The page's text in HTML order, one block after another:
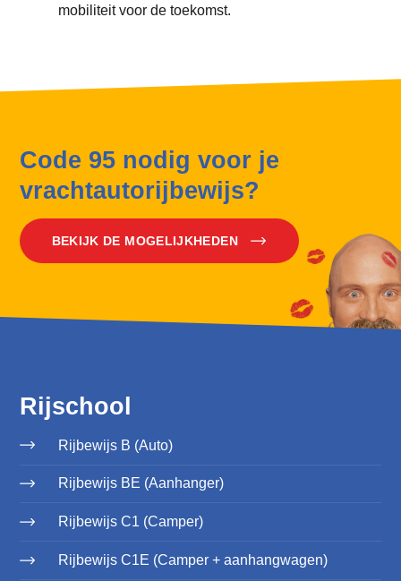
mobiliteit voor de toekomst.
Code 95 nodig voor je
vrachtautorijbewijs?
BEKIJK DE MOGELIJKHEDEN
Rijschool
Rijbewijs B (Auto)
Rijbewijs BE (Aanhanger)
Rijbewijs C1 (Camper)
Rijbewijs C1E (Camper + aanhangwagen)